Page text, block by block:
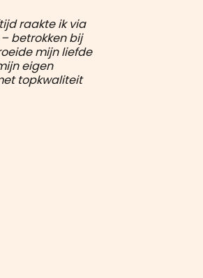
raakte ik via
betrokken bij
mijn liefde
eigen
topkwaliteit